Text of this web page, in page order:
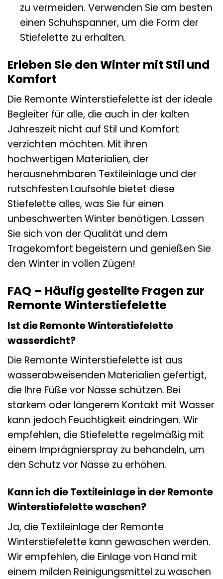
zu vermeiden. Verwenden Sie am besten
einen Schuhspanner, um die Form der
Stiefelette zu erhalten.
Erleben Sie den Winter mit Stil und
Komfort
Die Remonte Winterstiefelette ist der ideale
Begleiter für alle, die auch in der kalten
Jahreszeit nicht auf Stil und Komfort
verzichten möchten. Mit ihren
hochwertigen Materialien, der
herausnehmbaren Textileinlage und der
rutschfesten Laufsohle bietet diese
Stiefelette alles, was Sie für einen
unbeschwerten Winter benötigen. Lassen
Sie sich von der Qualität und dem
Tragekomfort begeistern und genießen Sie
den Winter in vollen Zügen!
FAQ – Häufig gestellte Fragen zur
Remonte Winterstiefelette
Ist die Remonte Winterstiefelette
wasserdicht?
Die Remonte Winterstiefelette ist aus
wasserabweisenden Materialien gefertigt,
die Ihre Füße vor Nässe schützen. Bei
starkem oder längerem Kontakt mit Wasser
kann jedoch Feuchtigkeit eindringen. Wir
empfehlen, die Stiefelette regelmäßig mit
einem Imprägnierspray zu behandeln, um
den Schutz vor Nässe zu erhöhen.
Kann ich die Textileinlage in der Remonte
Winterstiefelette waschen?
Ja, die Textileinlage der Remonte
Winterstiefelette kann gewaschen werden.
Wir empfehlen, die Einlage von Hand mit
einem milden Reinigungsmittel zu waschen